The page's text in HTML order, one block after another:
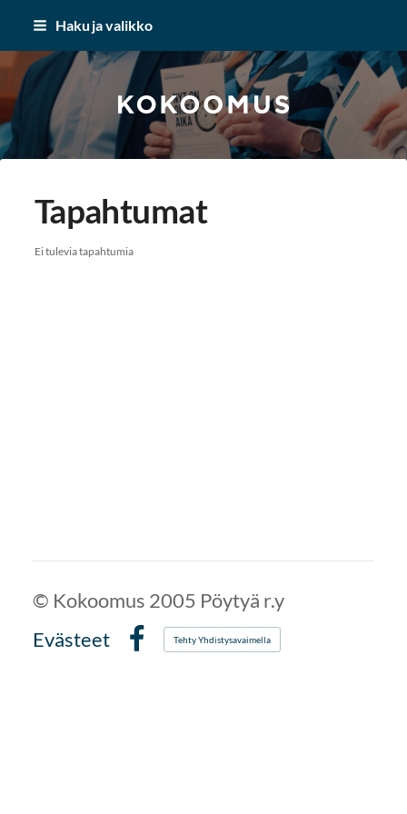
Siirry
sisältöön
Haku ja valikko
Kokoomus 2005 Pöytyä r.y
Tapahtumat
Ei tulevia tapahtumia
© Kokoomus 2005 Pöytyä r.y
Evästeet
Tehty Yhdistysavaimella